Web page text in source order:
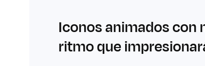
Iconos animados con
ritmo que